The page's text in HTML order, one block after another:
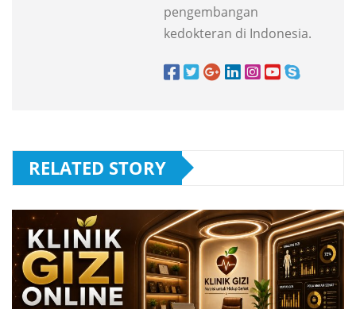
pengembangan
kedokteran di Indonesia.
RELATED STORY